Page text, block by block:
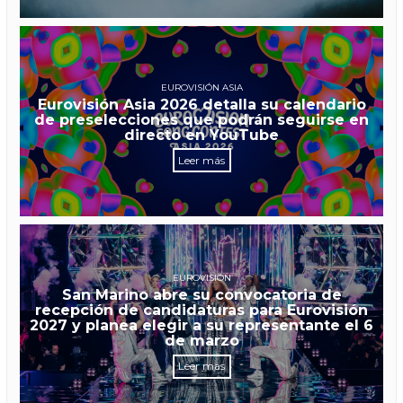
EUROVISIÓN ASIA
Eurovisión Asia 2026 detalla su calendario
de preselecciones que podrán seguirse en
directo en YouTube
Leer más
EUROVISIÓN
San Marino abre su convocatoria de
recepción de candidaturas para Eurovisión
2027 y planea elegir a su representante el 6
de marzo
Leer más